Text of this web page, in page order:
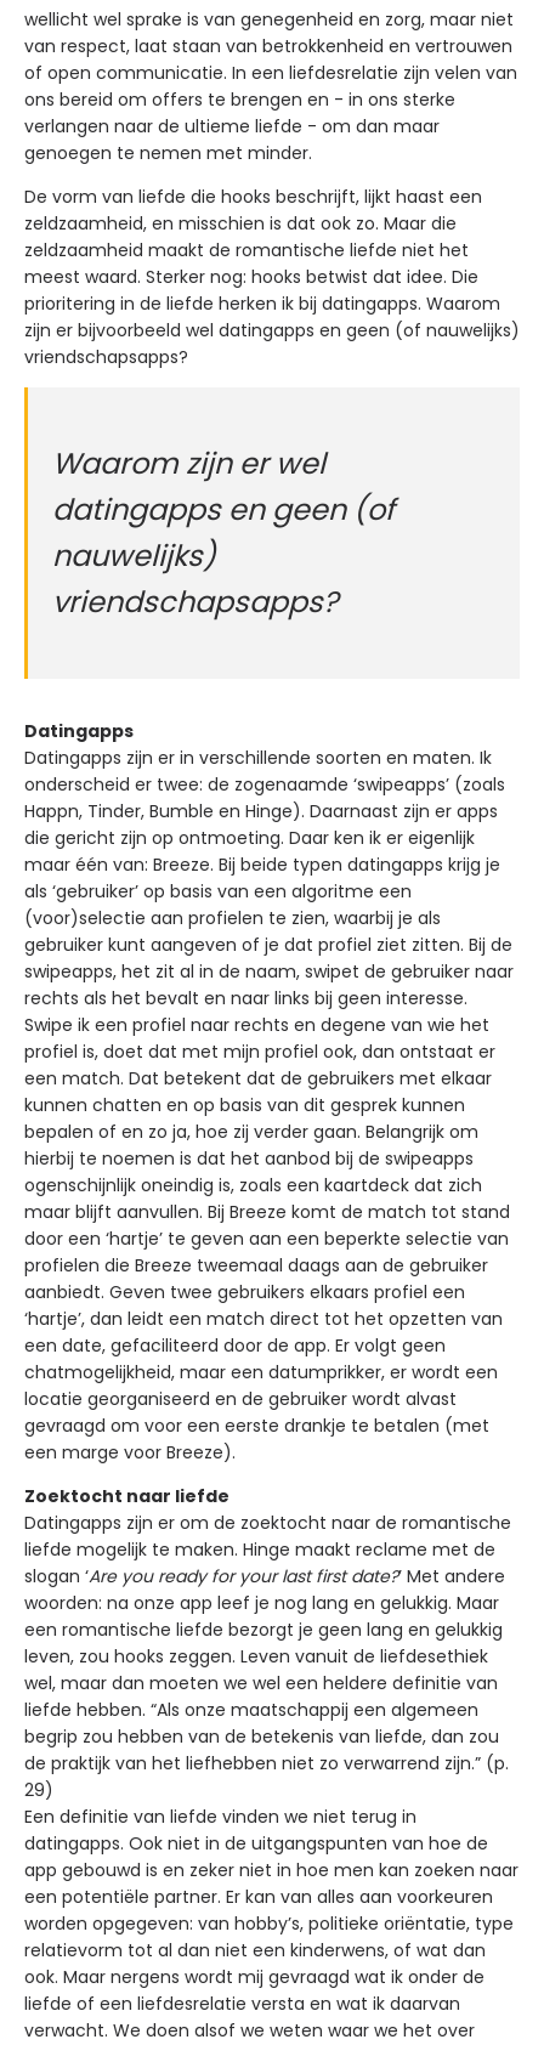
wellicht wel sprake is van genegenheid en zorg, maar niet
van respect, laat staan van betrokkenheid en vertrouwen
of open communicatie. In een liefdesrelatie zijn velen van
ons bereid om offers te brengen en - in ons sterke
verlangen naar de ultieme liefde - om dan maar
genoegen te nemen met minder.
De vorm van liefde die hooks beschrijft, lijkt haast een
zeldzaamheid, en misschien is dat ook zo. Maar die
zeldzaamheid maakt de romantische liefde niet het
meest waard. Sterker nog: hooks betwist dat idee. Die
prioritering in de liefde herken ik bij datingapps. Waarom
zijn er bijvoorbeeld wel datingapps en geen (of nauwelijks)
vriendschapsapps?
Waarom zijn er wel
datingapps en geen (of
nauwelijks)
vriendschapsapps?
Datingapps
Datingapps zijn er in verschillende soorten en maten. Ik
onderscheid er twee: de zogenaamde ‘swipeapps’ (zoals
Happn, Tinder, Bumble en Hinge). Daarnaast zijn er apps
die gericht zijn op ontmoeting. Daar ken ik er eigenlijk
maar één van: Breeze. Bij beide typen datingapps krijg je
als ‘gebruiker’ op basis van een algoritme een
(voor)selectie aan profielen te zien, waarbij je als
gebruiker kunt aangeven of je dat profiel ziet zitten. Bij de
swipeapps, het zit al in de naam, swipet de gebruiker naar
rechts als het bevalt en naar links bij geen interesse.
Swipe ik een profiel naar rechts en degene van wie het
profiel is, doet dat met mijn profiel ook, dan ontstaat er
een match. Dat betekent dat de gebruikers met elkaar
kunnen chatten en op basis van dit gesprek kunnen
bepalen of en zo ja, hoe zij verder gaan. Belangrijk om
hierbij te noemen is dat het aanbod bij de swipeapps
ogenschijnlijk oneindig is, zoals een kaartdeck dat zich
maar blijft aanvullen. Bij Breeze komt de match tot stand
door een ‘hartje’ te geven aan een beperkte selectie van
profielen die Breeze tweemaal daags aan de gebruiker
aanbiedt. Geven twee gebruikers elkaars profiel een
‘hartje’, dan leidt een match direct tot het opzetten van
een date, gefaciliteerd door de app. Er volgt geen
chatmogelijkheid, maar een datumprikker, er wordt een
locatie georganiseerd en de gebruiker wordt alvast
gevraagd om voor een eerste drankje te betalen (met
een marge voor Breeze).
Zoektocht naar liefde
Datingapps zijn er om de zoektocht naar de romantische
liefde mogelijk te maken. Hinge maakt reclame met de
slogan ‘Are you ready for your last first date?’ Met andere
woorden: na onze app leef je nog lang en gelukkig. Maar
een romantische liefde bezorgt je geen lang en gelukkig
leven, zou hooks zeggen. Leven vanuit de liefdesethiek
wel, maar dan moeten we wel een heldere definitie van
liefde hebben. “Als onze maatschappij een algemeen
begrip zou hebben van de betekenis van liefde, dan zou
de praktijk van het liefhebben niet zo verwarrend zijn.” (p.
29)
Een definitie van liefde vinden we niet terug in
datingapps. Ook niet in de uitgangspunten van hoe de
app gebouwd is en zeker niet in hoe men kan zoeken naar
een potentiële partner. Er kan van alles aan voorkeuren
worden opgegeven: van hobby’s, politieke oriëntatie, type
relatievorm tot al dan niet een kinderwens, of wat dan
ook. Maar nergens wordt mij gevraagd wat ik onder de
liefde of een liefdesrelatie versta en wat ik daarvan
verwacht. We doen alsof we weten waar we het over